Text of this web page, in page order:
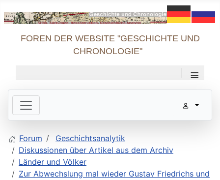
FOREN DER WEBSITE "GESCHICHTE UND
CHRONOLOGIE"
≡
Forum
Geschichtsanalytik
Diskussionen über Artikel aus dem Archiv
Länder und Völker
Zur Abwechslung mal wieder Gustav Friedrichs und